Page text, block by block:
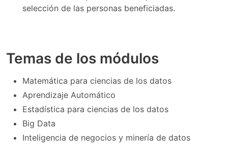
selección de las personas beneficiadas.
Temas de los módulos
Matemática para ciencias de los datos
Aprendizaje Automático
Estadística para ciencias de los datos
Big Data
Inteligencia de negocios y minería de datos